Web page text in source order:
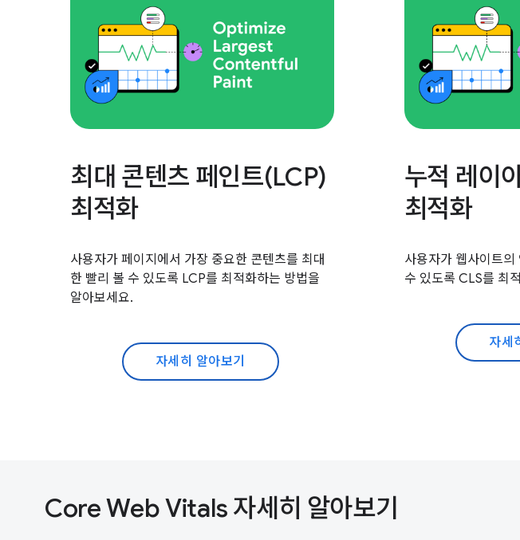
최대 콘텐츠 페인트(LCP)
최적화
사용자가 페이지에서 가장 중요한 콘텐츠를 최대
한 빨리 볼 수 있도록 LCP를 최적화하는 방법을
알아보세요.
자세히 알아보기
누적 레이
최적화
사용자가 웹사이트
수 있도록 CLS를 최
자세
Core Web Vitals 자세히 알아보기